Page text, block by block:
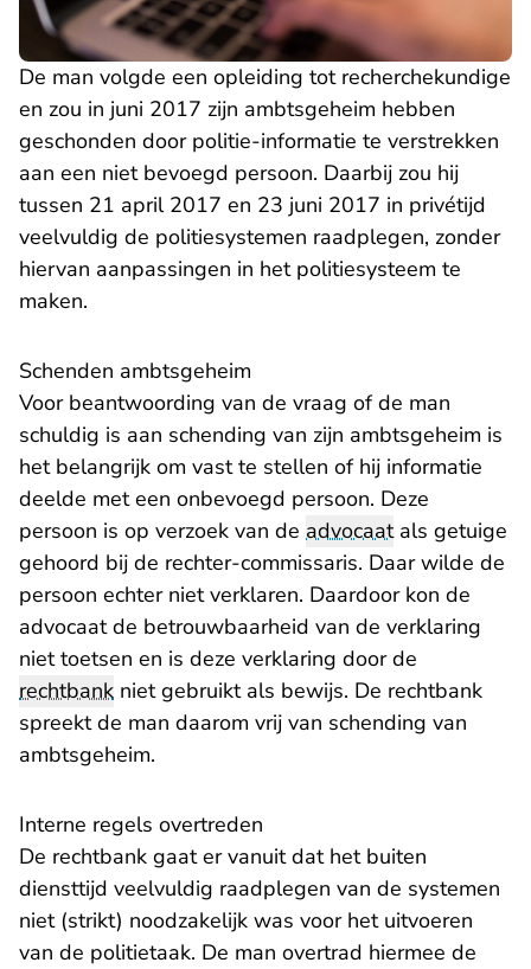
De man volgde een opleiding tot recherchekundige
en zou in juni 2017 zijn ambtsgeheim hebben
geschonden door politie-informatie te verstrekken
aan een niet bevoegd persoon. Daarbij zou hij
tussen 21 april 2017 en 23 juni 2017 in privétijd
veelvuldig de politiesystemen raadplegen, zonder
hiervan aanpassingen in het politiesysteem te
maken.
Schenden ambtsgeheim
Voor beantwoording van de vraag of de man
schuldig is aan schending van zijn ambtsgeheim is
het belangrijk om vast te stellen of hij informatie
deelde met een onbevoegd persoon. Deze
persoon is op verzoek van de advocaatals getuige
gehoord bij de rechter-commissaris. Daar wilde de
persoon echter niet verklaren. Daardoor kon de
advocaat de betrouwbaarheid van de verklaring
niet toetsen en is deze verklaring door de
rechtbank niet gebruikt als bewijs. De rechtbank
spreekt de man daarom vrij van schending van
ambtsgeheim.
Interne regels overtreden
De rechtbank gaat er vanuit dat het buiten
diensttijd veelvuldig raadplegen van de systemen
niet (strikt) noodzakelijk was voor het uitvoeren
van de politietaak. De man overtrad hiermee de